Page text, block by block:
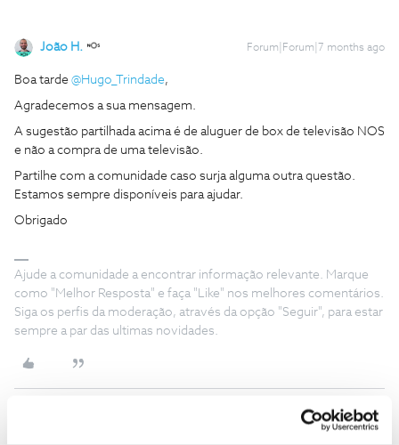
João H. Forum|Forum|7 months ago
Boa tarde ​ @Hugo_Trindade,
Agradecemos a sua mensagem.
A sugestão partilhada acima é de aluguer de box de televisão NOS
e não a compra de uma televisão.
Partilhe com a comunidade caso surja alguma outra questão.
Estamos sempre disponíveis para ajudar.
Obrigado
Ajude a comunidade a encontrar informação relevante. Marque
como "Melhor Resposta" e faça "Like" nos melhores comentários.
Siga os perfis da moderação, através da opção "Seguir", para estar
sempre a par das ultimas novidades.